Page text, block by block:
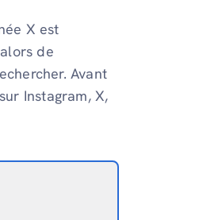
X est
de
Avant
Instagram, X,